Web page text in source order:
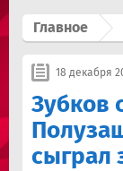
Главное
18 декабря
Зубков
сыграл